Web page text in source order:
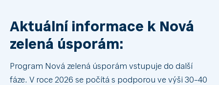
Aktuální informace k Nová
zelená úsporám:
Program Nová zelená úsporám vstupuje do další
fáze. V roce 2026 se počítá s podporou ve výši 30–40